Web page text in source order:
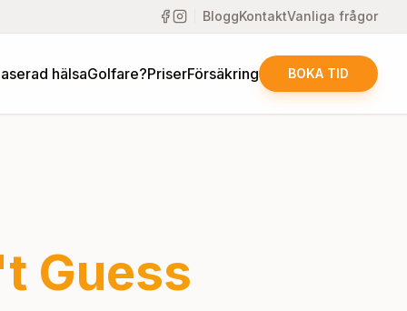
BloggKontaktVanliga frågor
hälsaGolfare?PriserFörsäkring BOKA TID
Guess